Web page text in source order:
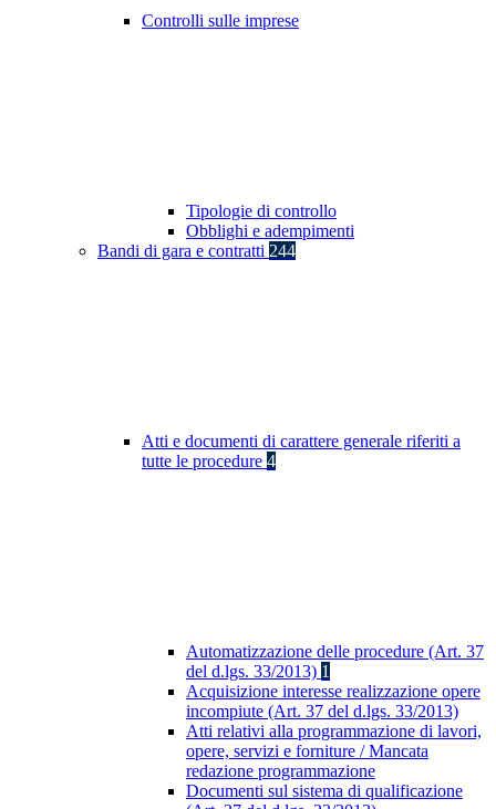
Controlli sulle imprese
Tipologie di controllo
Obblighi e adempimenti
Bandi di gara e contratti 244
Atti e documenti di carattere generale riferiti a
tutte le procedure 4
Automatizzazione delle procedure (Art. 37
del d.lgs. 33/2013) 1
Acquisizione interesse realizzazione opere
incompiute (Art. 37 del d.lgs. 33/2013)
Atti relativi alla programmazione di lavori,
opere, servizi e forniture / Mancata
redazione programmazione
Documenti sul sistema di qualificazione